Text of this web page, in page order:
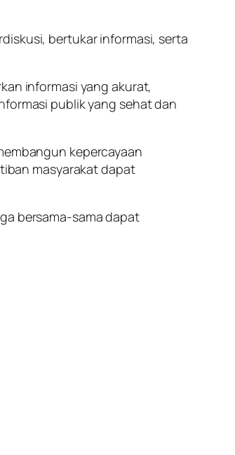
bertukar informasi, serta
informasi yang akurat,
publik yang sehat dan
kepercayaan
masyarakat dapat
bersama-sama dapat